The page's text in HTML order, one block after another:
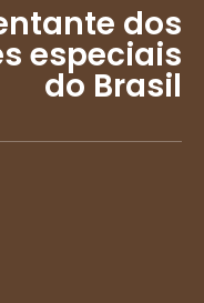
dos
especiais
do Brasil